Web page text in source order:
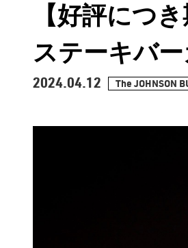
【好評につ
ステーキバ
2024.04.12 The JOHNSON